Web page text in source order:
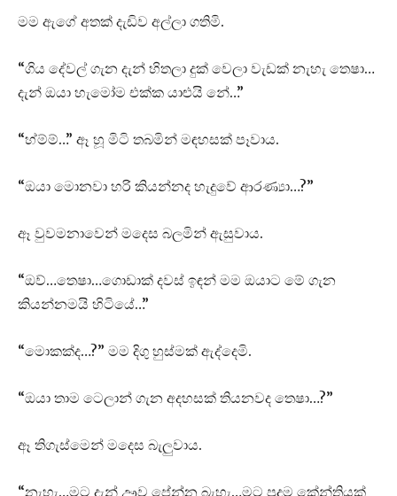
මම ඇගේ අතක් දැඩිව අල්ලා ගතිමි.
“ගිය දේවල් ගැන දැන් හිතලා දුක් වෙලා වැඩක් නැහැ තෙෂා…
දැන් ඔයා හැමෝම එක්ක යාළුයි නේ…”
“හ්ම්ම්…” ඈ හූ මිටි තබමින් මඳහසක් පෑවාය.
“ඔයා මොනවා හරි කියන්නද හැදුවේ ආරණ්‍යා…?”
ඈ වුවමනාවෙන් මදෙස බලමින් ඇසුවාය.
“ඔව්…තෙෂා…ගොඩාක් දවස් ඉඳන් මම ඔයාට මේ ගැන
කියන්නමයි හිටියේ…”
“මොකක්ද…?” මම දිගු හුස්මක් ඇද්දෙමි.
“ඔයා තාම ටෙලාන් ගැන අදහසක් තියනවද තෙෂා…?”
ඈ තිගැස්මෙන් මදෙස බැලුවාය.
“නැහැ…මට දැන් ඌව පේන්න බැහැ…මට පුදුම කේන්තියක්